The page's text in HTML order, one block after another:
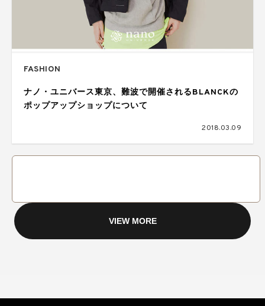
FASHION
ナノ・ユニバース東京、難波で開催されるBLANCKの
ポップアップショップについて
2018.03.09
VIEW MORE